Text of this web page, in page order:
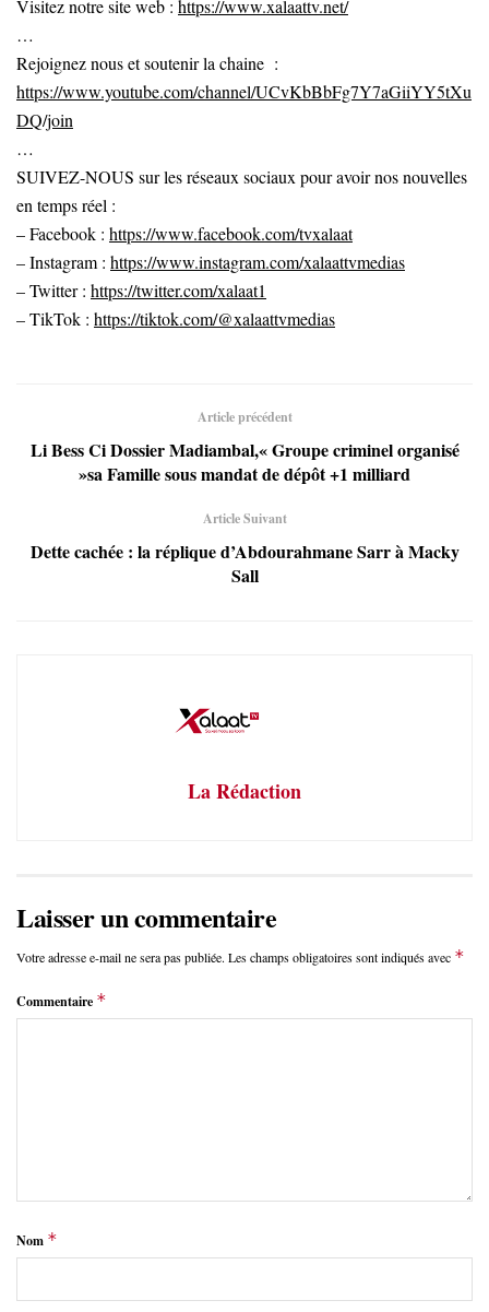
Visitez notre site web : https://www.xalaattv.net/
…
Rejoignez nous et soutenir la chaine :
https://www.youtube.com/channel/UCvKbBbFg7Y7aGiiYY5tXu
DQ/join
…
SUIVEZ-NOUS sur les réseaux sociaux pour avoir nos nouvelles
en temps réel :
– Facebook : https://www.facebook.com/tvxalaat
– Instagram : https://www.instagram.com/xalaattvmedias
– Twitter : https://twitter.com/xalaat1
– TikTok : https://tiktok.com/@xalaattvmedias
Article précédent
Li Bess Ci Dossier Madiambal,« Groupe criminel organisé
»sa Famille sous mandat de dépôt +1 milliard
Article Suivant
Dette cachée : la réplique d’Abdourahmane Sarr à Macky
Sall
La Rédaction
Laisser un commentaire
Votre adresse e-mail ne sera pas publiée. Les champs obligatoires sont indiqués avec *
Commentaire *
Nom *